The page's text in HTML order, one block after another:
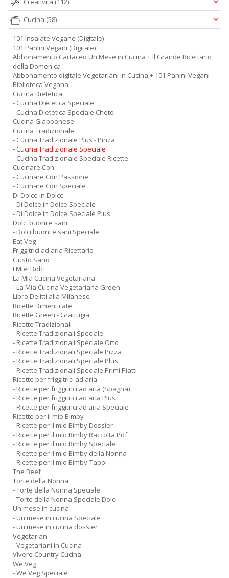
Cucina (58)
101 Insalate Vegane (Digitale)
101 Panini Vegani (Digitale)
Abbonamento Cartaceo Un Mese in Cucina + Il Grande Ricettario
della Domenica
Abbonamento digitale Vegetariani in Cucina + 101 Panini Vegani
Biblioteca Vegana
Cucina Dietetica
- Cucina Dietetica Speciale
- Cucina Dietetica Speciale Cheto
Cucina Giapponese
Cucina Tradizionale
- Cucina Tradizionale Plus - Pinza
- Cucina Tradizionale Speciale
- Cucina Tradizionale Speciale Ricette
Cucinare Con
- Cucinare Con Passione
- Cucinare Con Speciale
Di Dolce in Dolce
- Di Dolce in Dolce Speciale
- Di Dolce in Dolce Speciale Plus
Dolci buoni e sani
- Dolci buoni e sani Speciale
Eat Veg
Friggitrici ad aria Ricettario
Gusto Sano
I Miei Dolci
La Mia Cucina Vegetariana
- La Mia Cucina Vegetariana Green
Libro Delitti alla Milanese
Ricette Dimenticate
Ricette Green - Grattugia
Ricette Tradizionali
- Ricette Tradizionali Speciale
- Ricette Tradizionali Speciale Orto
- Ricette Tradizionali Speciale Pizza
- Ricette Tradizionali Speciale Plus
- Ricette Tradizionali Speciale Primi Piatti
Ricette per friggitrici ad aria
- Ricette per friggitrici ad aria (Spagna)
- Ricette per friggitrici ad aria Plus
- Ricette per friggitrici ad aria Speciale
Ricette per il mio Bimby
- Ricette per il mio Bimby Dossier
- Ricette per il mio Bimby Raccolta Pdf
- Ricette per il mio Bimby Speciale
- Ricette per il mio Bimby della Nonna
- Ricette per il mio Bimby-Tappi
The Beef
Torte della Nonna
- Torte della Nonna Speciale
- Torte della Nonna Speciale Dolci
Un mese in cucina
- Un mese in cucina Speciale
- Un mese in cucina dossier
Vegetarian
- Vegetariani in Cucina
Vivere Country Cucina
We Veg
- We Veg Speciale